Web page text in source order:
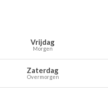
Weersverwachting voor
Temperaturen
Vrijdag
Morgen
Zaterdag
Overmorgen